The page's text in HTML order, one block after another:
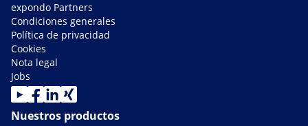
expondo Partners
Condiciones generales
Política de privacidad
Cookies
Nota legal
Jobs
Nuestros productos